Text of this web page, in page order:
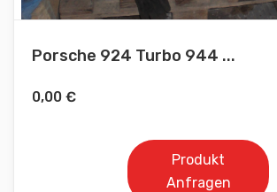
Porsche 924 Turbo 944 ...
0,00 €
Produkt
Anfragen